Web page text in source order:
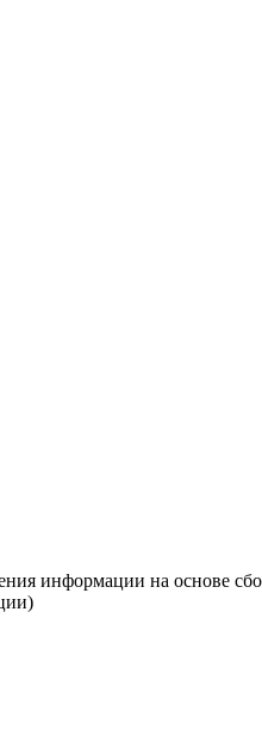
информации на основе